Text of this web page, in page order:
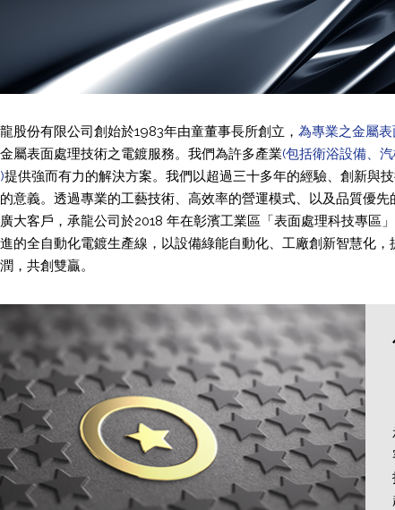
股份有限公司創始於1983年由童董事長所創立， 為專業之金屬
屬表面處理技術之電鍍服務。我們為許多產業(包括衛浴設備、
提供強而有力的解決方案。我們以超過三十多年的經驗、創新與
意義。透過專業的工藝技術、高效率的營運模式、以及品質優
大客戶，承龍公司於2018 年在彰濱工業區「表面處理科技專區
的全自動化電鍍生產線，以設備綠能自動化、工廠創新智慧化
，共創雙贏。